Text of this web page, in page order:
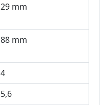
29 mm
88 mm
4
5,6